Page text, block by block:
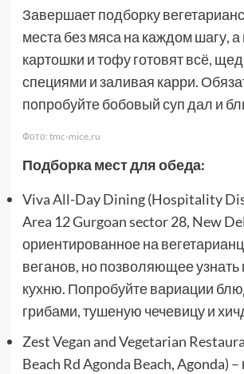
Завершает подборку
места без мяса на каждом шагу, а
картошки и тофу готовят всё,
специями и заливая карри.
попробуйте бобовый суп дал и
Фото: tmc-mice.ru
Подборка мест для обеда:
Viva All-Day Dining (Hospitality
Area 12 Gurgoan sector 28, New
ориентированное на
веганов, но позволяющее
кухню. Попробуйте вариации
грибами, тушеную чечевицу и
Zest Vegan and Vegetarian
Beach Rd Agonda Beach, Agonda)